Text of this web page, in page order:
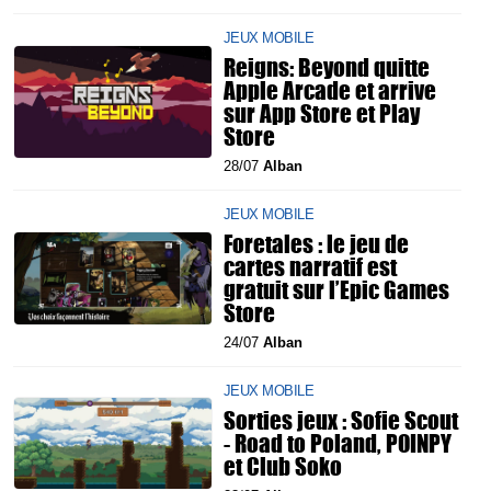
JEUX MOBILE
Reigns: Beyond quitte
Apple Arcade et arrive
sur App Store et Play
Store
28/07 Alban
JEUX MOBILE
Foretales : le jeu de
cartes narratif est
gratuit sur l’Epic Games
Store
24/07 Alban
JEUX MOBILE
Sorties jeux : Sofie Scout
- Road to Poland, POINPY
et Club Soko